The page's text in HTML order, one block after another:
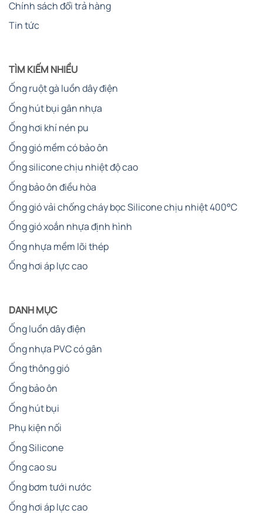
Ống cao su mành thép nổi bật nhờ các đặc tính kỹ thuật
vượt trội, khiến nó trở thành lựa chọn hàng đầu trong các
ứng dụng công nghiệp:
Độ bền vượt trội: Lớp mành thép gia cường mang lại
khả năng chịu áp lực cao, giúp ống hoạt động ổn định
trong các hệ thống thủy lực hoặc khí nén. Ống ít bị
móp méo, nứt vỡ, đảm bảo tuổi thọ lâu dài ngay cả khi
sử dụng liên tục.
Chống mài mòn và ăn mòn hiệu quả
ngoài bảo vệ ống khỏi tác động của thời tiết, hóa chất,
hoặc các yếu tố môi trường như muối biển, tia cực tím.
Tính linh hoạt cao
giữ được độ dẻo dai, dễ dàng uốn cong để lắp đặt ở
những khu vực địa hình phức tạp hoặc không gian
hẹp. Điều này giúp giảm thiểu chi phí và thời gian thi
Thích nghi với môi trường đa dạng
hiệu quả trong nhiều điều kiện, từ môi trường lạnh giá
ở các vùng núi đến khu vực có nhiệt độ cao như nhà
phù hợp cho các ứng dụng ven biển hoặc trong ngành
hàng hải.
An toàn và thân thiện với môi trường
Chính sách đổi trả hàng
Tin tức
TÌM KIẾM NHIỀU
Ống ruột gà luồn dây điện
Ống hút bụi gân nhựa
Ống hơi khí nén pu
Ống gió mềm có bảo ôn
Ống silicone chịu nhiệt độ cao
Ống bảo ôn điều hòa
Ống gió vải chống cháy bọc Silicone chịu nhiệt 400°C
Ống gió xoắn nhựa định hình
Ống nhựa mềm lõi thép
Ống hơi áp lực cao
DANH MỤC
Ống luồn dây điện
Ống nhựa PVC có gân
Ống thông gió
Ống bảo ôn
Ống hút bụi
Phụ kiện nối
Ống Silicone
Ống cao su
Ống bơm tưới nước
Ống hơi áp lực cao